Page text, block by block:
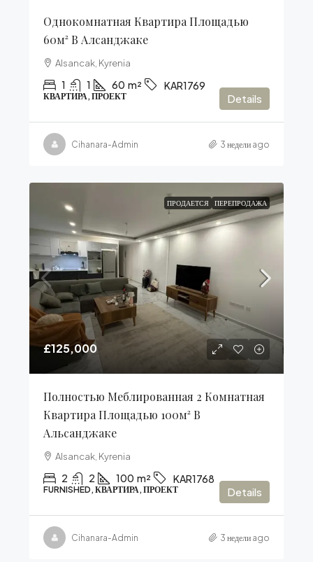
Однокомнатная Квартира Площадью
60м² В Алсанджаке
Alsancak, Kyrenia
1 1 60 m² KAR1769
КВАРТИРА, ПРОЕКТ Details
Cihanara-Admin 3 недели ago
ПРОДАЕТСЯ ПЕРЕПРОДАЖА
£125,000
Полностью Меблированная 2 Комнатная
Квартира Площадью 100м² В
Альсанджаке
Alsancak, Kyrenia
2 2 100 m² KAR1768
FURNISHED, КВАРТИРА, ПРОЕКТ Details
Cihanara-Admin 3 недели ago